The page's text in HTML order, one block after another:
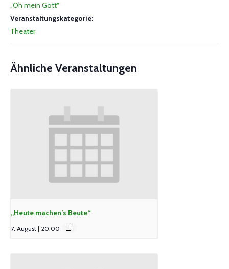
„Oh mein Gott“
Veranstaltungskategorie:
Theater
Ähnliche Veranstaltungen
„Heute machen’s Beute“
7. August | 20:00